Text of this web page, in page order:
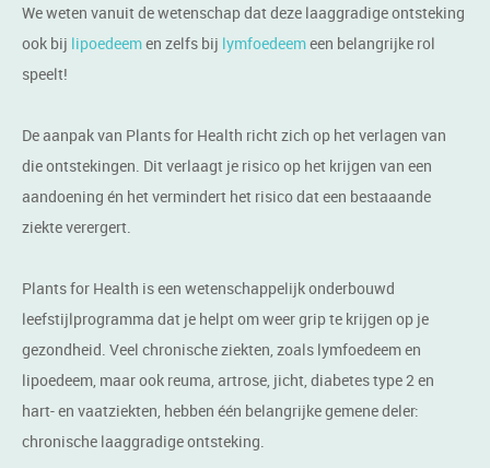
We weten vanuit de wetenschap dat deze laaggradige ontsteking
ook bij lipoedeemen zelfs bij lymfoedeemeen belangrijke rol
speelt!
De aanpak van Plants for Health richt zich op het verlagen van
die ontstekingen. Dit verlaagt je risico op het krijgen van een
aandoening én het vermindert het risico dat een bestaaande
ziekte verergert.
Plants for Health is een wetenschappelijk onderbouwd
leefstijlprogramma dat je helpt om weer grip te krijgen op je
gezondheid. Veel chronische ziekten, zoals lymfoedeem en
lipoedeem, maar ook reuma, artrose, jicht, diabetes type 2 en
hart- en vaatziekten, hebben één belangrijke gemene deler:
chronische laaggradige ontsteking.